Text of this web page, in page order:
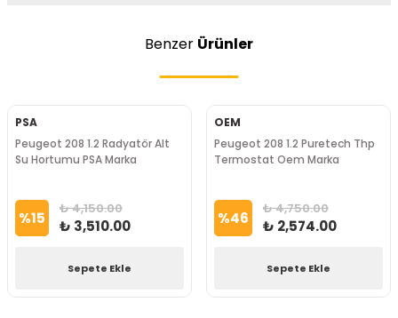
Benzer Ürünler
PSA
Peugeot 208 1.2 Radyatör Alt
Su Hortumu PSA Marka
%15 ₺ 4,150.00
₺ 3,510.00
Sepete Ekle
OEM
Peugeot 208 1.2 Puretech Thp
Termostat Oem Marka
%46 ₺ 4,750.00
₺ 2,574.00
Sepete Ekle